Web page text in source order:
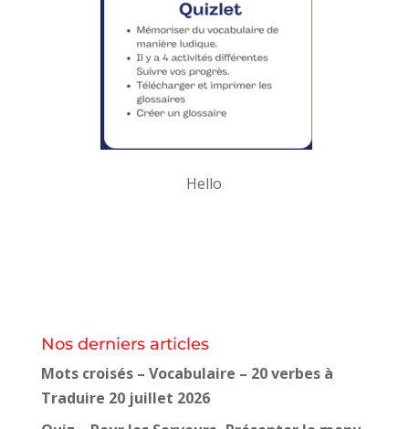
Hello
Nos derniers articles
Mots croisés – Vocabulaire – 20 verbes à
Traduire 20 juillet 2026